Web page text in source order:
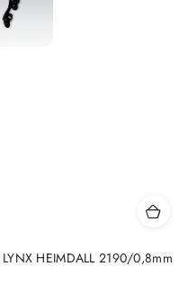
HEIMDALL 2190/0,8mm